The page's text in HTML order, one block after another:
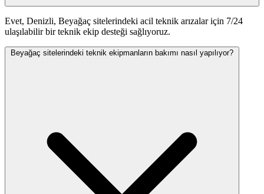
Evet, Denizli, Beyağaç sitelerindeki acil teknik arızalar için 7/24
ulaşılabilir bir teknik ekip desteği sağlıyoruz.
Beyağaç sitelerindeki teknik ekipmanların bakımı nasıl yapılıyor?